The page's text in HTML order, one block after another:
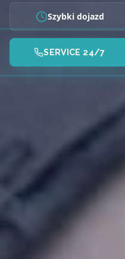
Szybki dojazd
SERVICE 24/7